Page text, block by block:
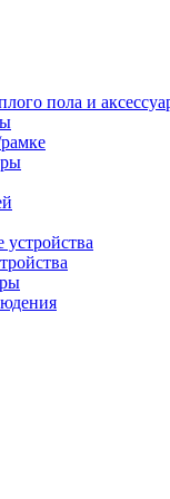
пола и